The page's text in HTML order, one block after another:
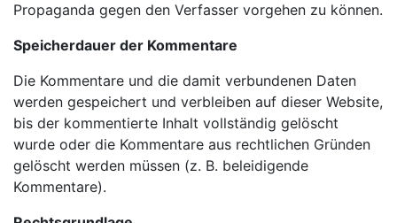
Propaganda gegen den Verfasser vorgehen zu können.
Speicherdauer der Kommentare
Die Kommentare und die damit verbundenen Daten
werden gespeichert und verbleiben auf dieser Website,
bis der kommentierte Inhalt vollständig gelöscht
wurde oder die Kommentare aus rechtlichen Gründen
gelöscht werden müssen (z. B. beleidigende
Kommentare).